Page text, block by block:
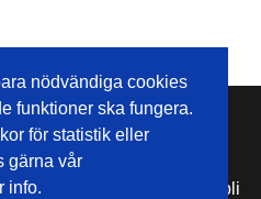
nödvändiga cookies
funktioner ska fungera.
för statistik eller
gärna vår
info.nyhetsbrev, men det kan bli